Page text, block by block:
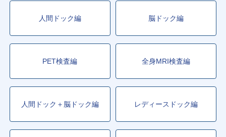
人間ドック編 脳ドック編
PET検査編 全身MRI検査編
人間ドック＋脳ドック編 レディースドック編